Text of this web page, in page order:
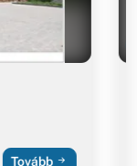
Tovább